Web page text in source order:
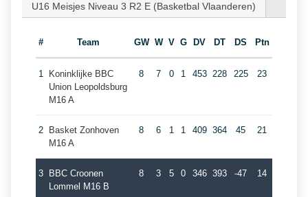
U16 Meisjes Niveau 3 R2 E (Basketbal Vlaanderen)
# Team GW W V G DV DT DS Ptn
1
Koninklijke BBC
Union Leopoldsburg
M16 A
8 7 0 1 453 228 225 23
2
Basket Zonhoven
M16 A
8 6 1 1 409 364 45 21
3
BBC Croonen
Lommel M16 B
8 3 5 0 346 393 -47 14